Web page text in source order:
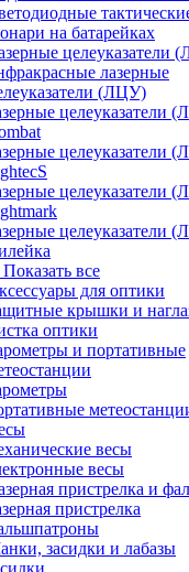
на батарейках
целеуказатели
лазерные
(ЛЦУ)
целеуказатели
целеуказатели
целеуказатели
целеуказатели
Показать все
для оптики
крышки и
оптики
и портативные
весы
весы
пристрелка и
пристрелка
засидки и лабазы